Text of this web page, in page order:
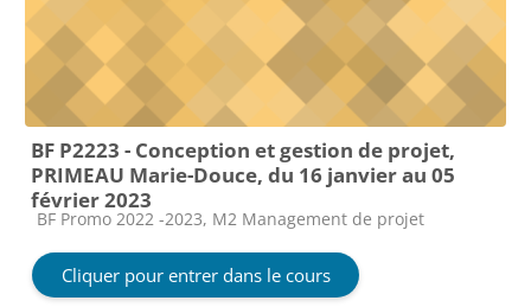
BF P2223 - Conception et gestion de projet,
PRIMEAU Marie-Douce, du 16 janvier au 05
février 2023
Catégorie de cours
BF Promo 2022 -2023, M2 Management de projet
Cliquer pour entrer dans le cours